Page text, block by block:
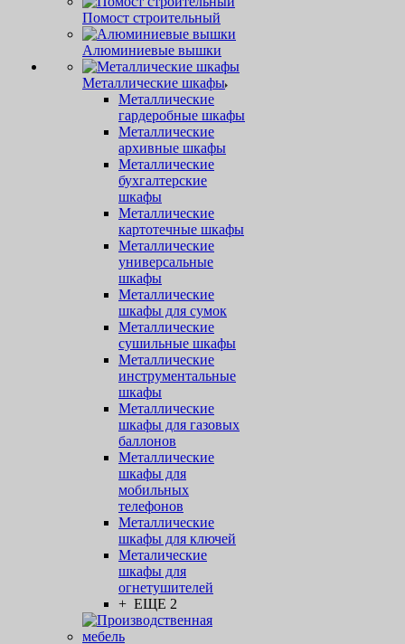
Помост строительный
Алюминиевые вышки
Металлические шкафы
Металлические
гардеробные шкафы
Металлические
архивные шкафы
Металлические
бухгалтерские
шкафы
Металлические
картотечные шкафы
Металлические
универсальные
шкафы
Металлические
шкафы для сумок
Металлические
сушильные шкафы
Металлические
инструментальные
шкафы
Металлические
шкафы для газовых
баллонов
Металлические
шкафы для
мобильных
телефонов
Металлические
шкафы для ключей
Металические
шкафы для
огнетушителей
+ ЕЩЕ 2